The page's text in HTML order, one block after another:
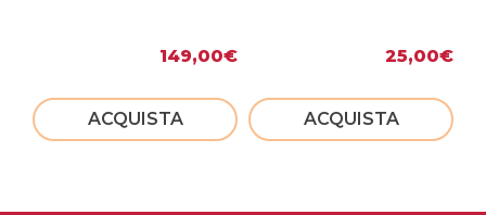
149,00€
ACQUISTA
25,00€
ACQUISTA